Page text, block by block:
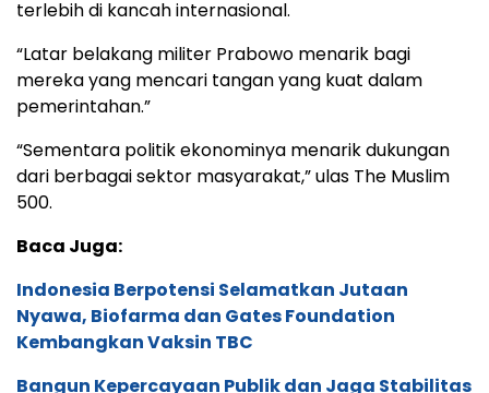
terlebih di kancah internasional.
“Latar belakang militer Prabowo menarik bagi
mereka yang mencari tangan yang kuat dalam
pemerintahan.”
“Sementara politik ekonominya menarik dukungan
dari berbagai sektor masyarakat,” ulas The Muslim
500.
Baca Juga:
Indonesia Berpotensi Selamatkan Jutaan
Nyawa, Biofarma dan Gates Foundation
Kembangkan Vaksin TBC
Bangun Kepercayaan Publik dan Jaga Stabilitas